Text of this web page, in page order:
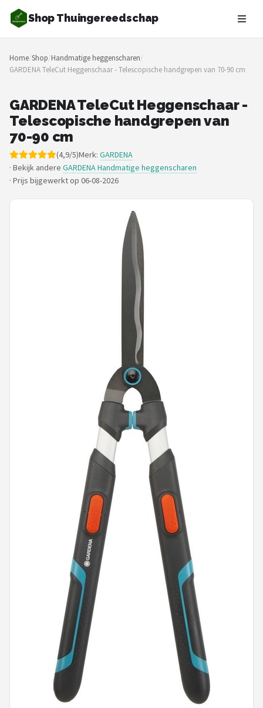
Shop Thuingereedschap
Zoeken
NAVIGATIE
Merken
Blog
Borderplanten
Grasmaaiers
Synx Tools
Alle merken →
Home/Shop/Handmatige heggenscharen/
GARDENA TeleCut Heggenschaar - Telescopische handgrepen van 70-90 cm
GARDENA TeleCut Heggenschaar -
Telescopische handgrepen van
70-90 cm
(4,9/5)Merk: GARDENA
· Bekijk andere GARDENA Handmatige heggenscharen
· Prijs bijgewerkt op 06-08-2026